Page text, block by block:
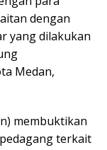
dengan
yang dilakukan
Medan,
membuktikan
terkait